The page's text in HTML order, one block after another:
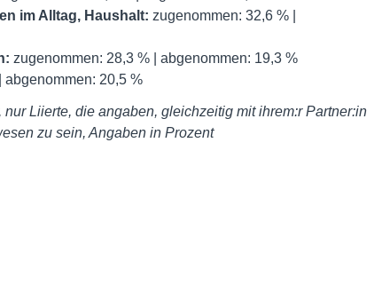
im Alltag, Haushalt: zugenommen: 32,6 % |
zugenommen: 28,3 % | abgenommen: 19,3 %
abgenommen: 20,5 %
Liierte, die angaben, gleichzeitig mit ihrem:r Partner:in
zu sein, Angaben in Prozent